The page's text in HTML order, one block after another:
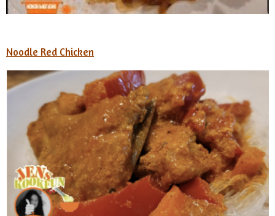
Noodle Red Chicken